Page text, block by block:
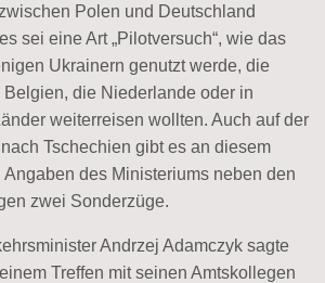
Polen und Deutschland
sei eine Art „Pilotversuch“, wie das
Ukrainern genutzt werde, die
die Niederlande oder in
weiterreisen wollten. Auch auf der
Tschechien gibt es an diesem
des Ministeriums neben den
zwei Sonderzüge.
Andrzej Adamczyk sagte
Treffen mit seinen Amtskollegen